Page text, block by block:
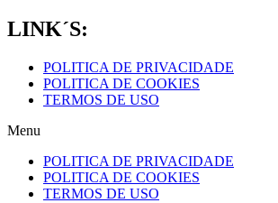
LINK´S:
POLITICA DE PRIVACIDADE
POLITICA DE COOKIES
TERMOS DE USO
Menu
POLITICA DE PRIVACIDADE
POLITICA DE COOKIES
TERMOS DE USO